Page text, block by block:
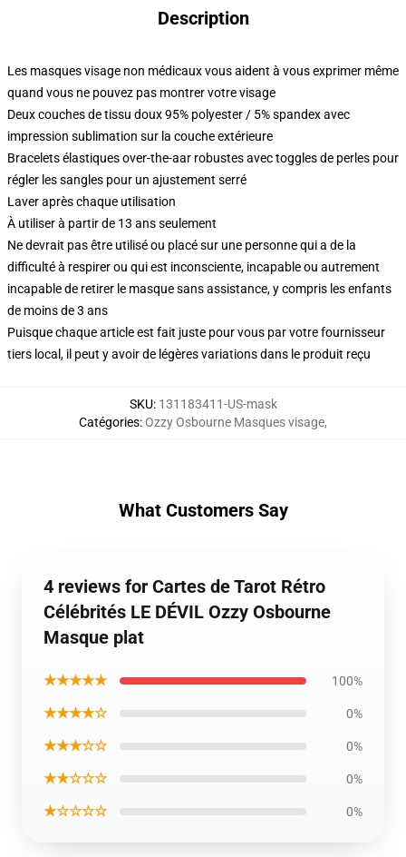
Description
Les masques visage non médicaux vous aident à vous exprimer même
quand vous ne pouvez pas montrer votre visage
Deux couches de tissu doux 95% polyester / 5% spandex avec
impression sublimation sur la couche extérieure
Bracelets élastiques over-the-aar robustes avec toggles de perles pour
régler les sangles pour un ajustement serré
Laver après chaque utilisation
À utiliser à partir de 13 ans seulement
Ne devrait pas être utilisé ou placé sur une personne qui a de la
difficulté à respirer ou qui est inconsciente, incapable ou autrement
incapable de retirer le masque sans assistance, y compris les enfants
de moins de 3 ans
Puisque chaque article est fait juste pour vous par votre fournisseur
tiers local, il peut y avoir de légères variations dans le produit reçu
SKU: 131183411-US-mask
Catégories:Ozzy Osbourne Masques visage,
What Customers Say
4 reviews for Cartes de Tarot Rétro
Célébrités LE DÉVIL Ozzy Osbourne
Masque plat
★★★★★ 100%
★★★★☆ 0%
★★★☆☆ 0%
★★☆☆☆ 0%
★☆☆☆☆ 0%